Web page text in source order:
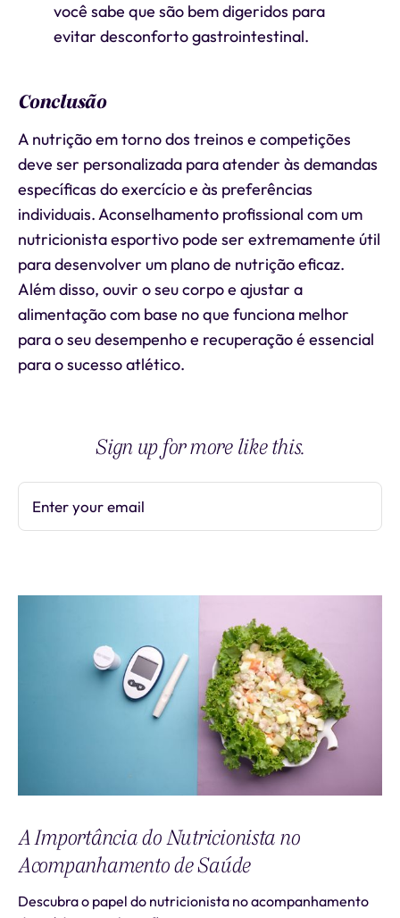
você sabe que são bem digeridos para
evitar desconforto gastrointestinal.
Conclusão
A nutrição em torno dos treinos e competições
deve ser personalizada para atender às demandas
específicas do exercício e às preferências
individuais. Aconselhamento profissional com um
nutricionista esportivo pode ser extremamente útil
para desenvolver um plano de nutrição eficaz.
Além disso, ouvir o seu corpo e ajustar a
alimentação com base no que funciona melhor
para o seu desempenho e recuperação é essencial
para o sucesso atlético.
Sign up for more like this.
Enter your email
A Importância do Nutricionista no
Acompanhamento de Saúde
Descubra o papel do nutricionista no acompanhamento